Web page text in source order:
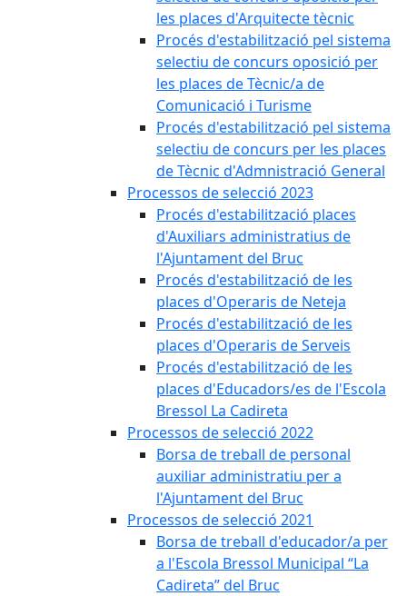
les places d'Arquitecte tècnic
Procés d'estabilització pel sistema
selectiu de concurs oposició per
les places de Tècnic/a de
Comunicació i Turisme
Procés d'estabilització pel sistema
selectiu de concurs per les places
de Tècnic d'Admnistració General
Processos de selecció 2023
Procés d'estabilització places
d'Auxiliars administratius de
l'Ajuntament del Bruc
Procés d'estabilització de les
places d'Operaris de Neteja
Procés d'estabilització de les
places d'Operaris de Serveis
Procés d'estabilització de les
places d'Educadors/es de l'Escola
Bressol La Cadireta
Processos de selecció 2022
Borsa de treball de personal
auxiliar administratiu per a
l'Ajuntament del Bruc
Processos de selecció 2021
Borsa de treball d'educador/a per
a l'Escola Bressol Municipal “La
Cadireta” del Bruc